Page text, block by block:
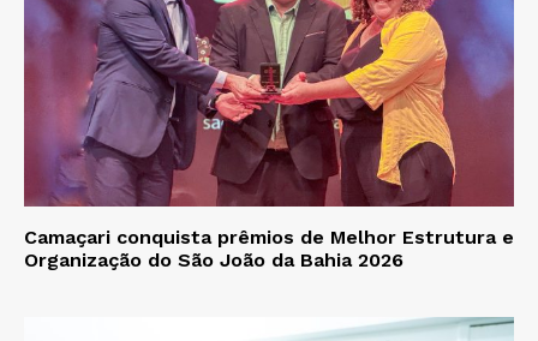
Camaçari conquista prêmios de Melhor Estrutura e
Organização do São João da Bahia 2026